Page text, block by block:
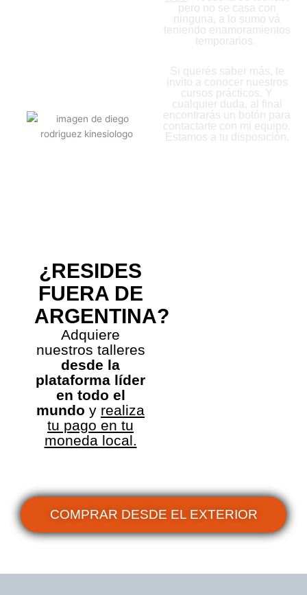
pero no se casa con
ninguna, a lo sumo vá
teniendo enamoramientos
temporarios.
Si querés saber más, te
invito a conocer nuestros
cursos prácticos. Y
cualquier duda, al final
encontrarás un botón para
contactarte con mi equipo.
Estamos a tu disposición.
¿RESIDES
FUERA DE
ARGENTINA?​
Adquiere
nuestros talleres
desde la
plataforma líder
en todo el
mundo y realiza
tu pago en tu
moneda local.
COMPRAR DESDE EL EXTERIOR